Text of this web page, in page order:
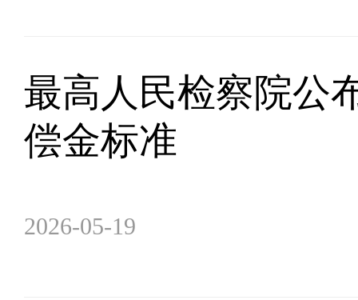
最高人民检察院公
偿金标准
2026-05-19